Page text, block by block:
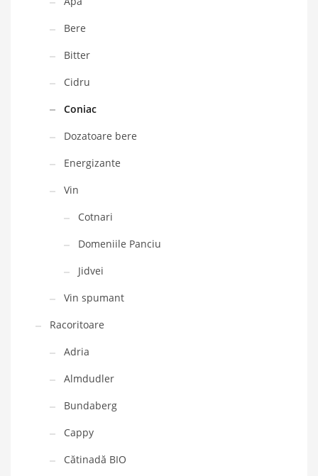
Bere
Bitter
Cidru
Coniac
Dozatoare bere
Energizante
Vin
Cotnari
Domeniile Panciu
Jidvei
Vin spumant
Racoritoare
Adria
Almdudler
Bundaberg
Cappy
Cătinadă BIO